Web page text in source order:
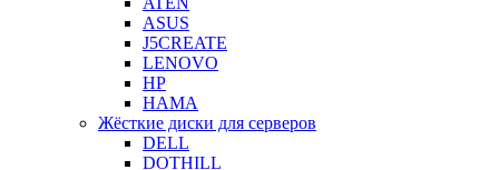
ASUS
J5CREATE
LENOVO
HP
HAMA
Жёсткие диски для серверов
DELL
DOTHILL